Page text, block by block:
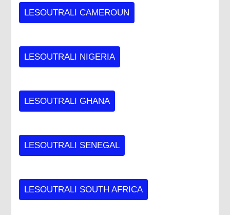
LESOUTRALI CAMEROUN
LESOUTRALI NIGERIA
LESOUTRALI GHANA
LESOUTRALI SENEGAL
LESOUTRALI SOUTH AFRICA